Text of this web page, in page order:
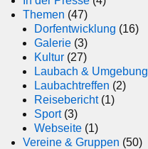
Themen (47)
Dorfentwicklung (16)
Galerie (3)
Kultur (27)
Laubach & Umgebung
Laubachtreffen (2)
Reisebericht(1)
Sport(3)
Webseite (1)
Vereine & Gruppen (50)